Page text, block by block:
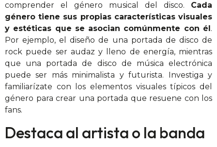
comprender el género musical del disco. Cada
género tiene sus propias características visuales
y estéticas que se asocian comúnmente con él .
Por ejemplo, el diseño de una portada de disco de
rock puede ser audaz y lleno de energía, mientras
que una portada de disco de música electrónica
puede ser más minimalista y futurista. Investiga y
familiarízate con los elementos visuales típicos del
género para crear una portada que resuene con los
fans.
Destaca al artista o la banda